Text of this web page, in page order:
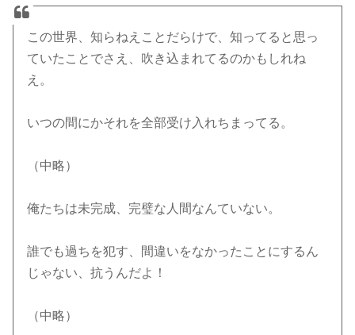
この世界、知らねえことだらけで、知ってると思っ
ていたことでさえ、吹き込まれてるのかもしれね
え。
いつの間にかそれを全部受け入れちまってる。
（中略）
俺たちは未完成、完璧な人間なんていない。
誰でも過ちを犯す、間違いをなかったことにするん
じゃない、抗うんだよ！
（中略）